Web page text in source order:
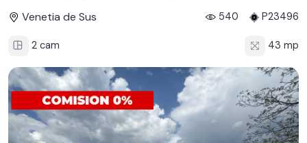
Venetia de Sus 540 P23496
2 cam 43 mp